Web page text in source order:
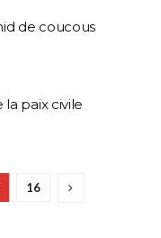
de coucous
la paix civile
16